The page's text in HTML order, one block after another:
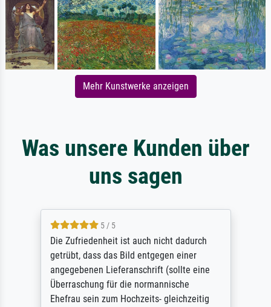
Mehr Kunstwerke anzeigen
Was unsere Kunden über
uns sagen
5 / 5
Die Zufriedenheit ist auch nicht dadurch
getrübt, dass das Bild entgegen einer
angegebenen Lieferanschrift (sollte eine
Überraschung für die normannische
Ehefrau sein zum Hochzeits- gleichzeitig